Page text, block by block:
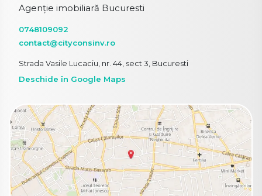
Agenție imobiliară Bucuresti
0748109092
contact@cityconsinv.ro
Strada Vasile Lucaciu, nr. 44, sect 3, Bucuresti
Deschide în Google Maps